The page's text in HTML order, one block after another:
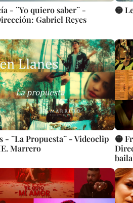
- ¨Yo quiero saber¨ -
Gabriel Reyes
🟡
- ¨La Propuesta¨ - Videoclip
Marrero
🟡